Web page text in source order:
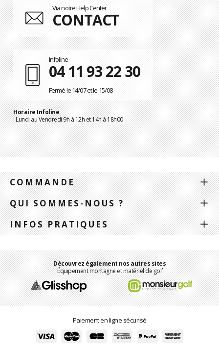
Via notre Help Center
CONTACT
Infoline
04 11 93 22 30
Fermé le 14/07 et le 15/08
Horaire Infoline
: Lundi au Vendredi 9h à 12h et 14h à 18h00
COMMANDE
QUI SOMMES-NOUS ?
INFOS PRATIQUES
Découvrez également nos autres sites
Équipement montagne et matériel de golf
Paiement en ligne sécurisé